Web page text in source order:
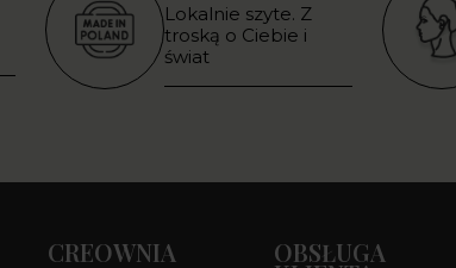
Lokalnie szyte. Z
troską o Ciebie i
świat
CREOWNIA OBSŁUGA